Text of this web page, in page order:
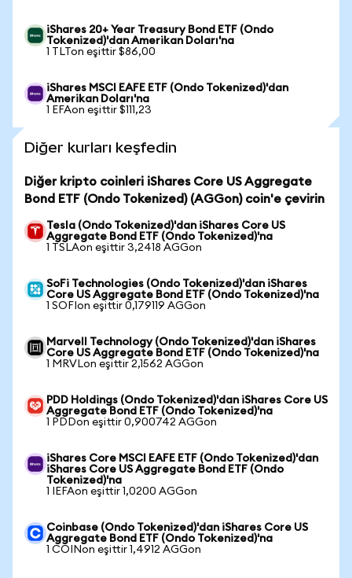
iShares 20+ Year Treasury Bond ETF (Ondo
Tokenized)'dan Amerikan Doları'na
1 TLTon eşittir $86,00
iShares MSCI EAFE ETF (Ondo Tokenized)'dan
Amerikan Doları'na
1 EFAon eşittir $111,23
Diğer kurları keşfedin
Diğer kripto coinleri iShares Core US Aggregate
Bond ETF (Ondo Tokenized) (AGGon) coin'e çevirin
Tesla (Ondo Tokenized)'dan iShares Core US
Aggregate Bond ETF (Ondo Tokenized)'na
1 TSLAon eşittir 3,2418 AGGon
SoFi Technologies (Ondo Tokenized)'dan iShares
Core US Aggregate Bond ETF (Ondo Tokenized)'na
1 SOFIon eşittir 0,179119 AGGon
Marvell Technology (Ondo Tokenized)'dan iShares
Core US Aggregate Bond ETF (Ondo Tokenized)'na
1 MRVLon eşittir 2,1562 AGGon
PDD Holdings (Ondo Tokenized)'dan iShares Core US
Aggregate Bond ETF (Ondo Tokenized)'na
1 PDDon eşittir 0,900742 AGGon
iShares Core MSCI EAFE ETF (Ondo Tokenized)'dan
iShares Core US Aggregate Bond ETF (Ondo
Tokenized)'na
1 IEFAon eşittir 1,0200 AGGon
Coinbase (Ondo Tokenized)'dan iShares Core US
Aggregate Bond ETF (Ondo Tokenized)'na
1 COINon eşittir 1,4912 AGGon